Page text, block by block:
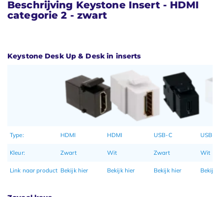
Beschrijving Keystone Insert - HDMI
categorie 2 - zwart
Keystone Desk Up & Desk in inserts
Type: HDMI HDMI USB-C USB-C
Kleur: Zwart Wit Zwart Wit
Link naar product Bekijk hier Bekijk hier Bekijk hier Bekijk